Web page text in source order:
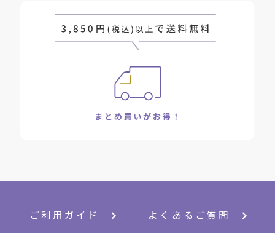
ご利用ガイド よくあるご質問